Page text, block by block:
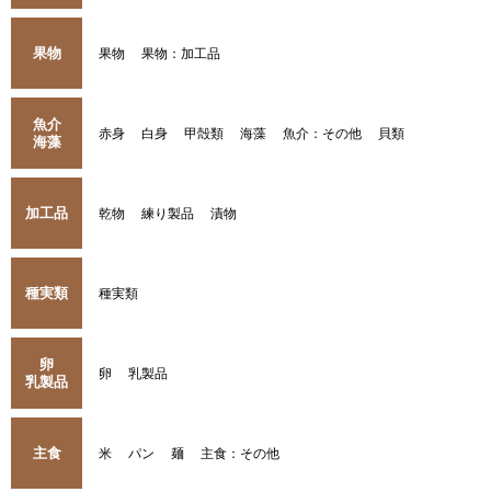
果物 果物 果物：加工品
魚介
海藻
赤身 白身 甲殻類 海藻 魚介：その他 貝類
加工品 乾物 練り製品 漬物
種実類 種実類
卵
乳製品
卵 乳製品
主食 米 パン 麺 主食：その他